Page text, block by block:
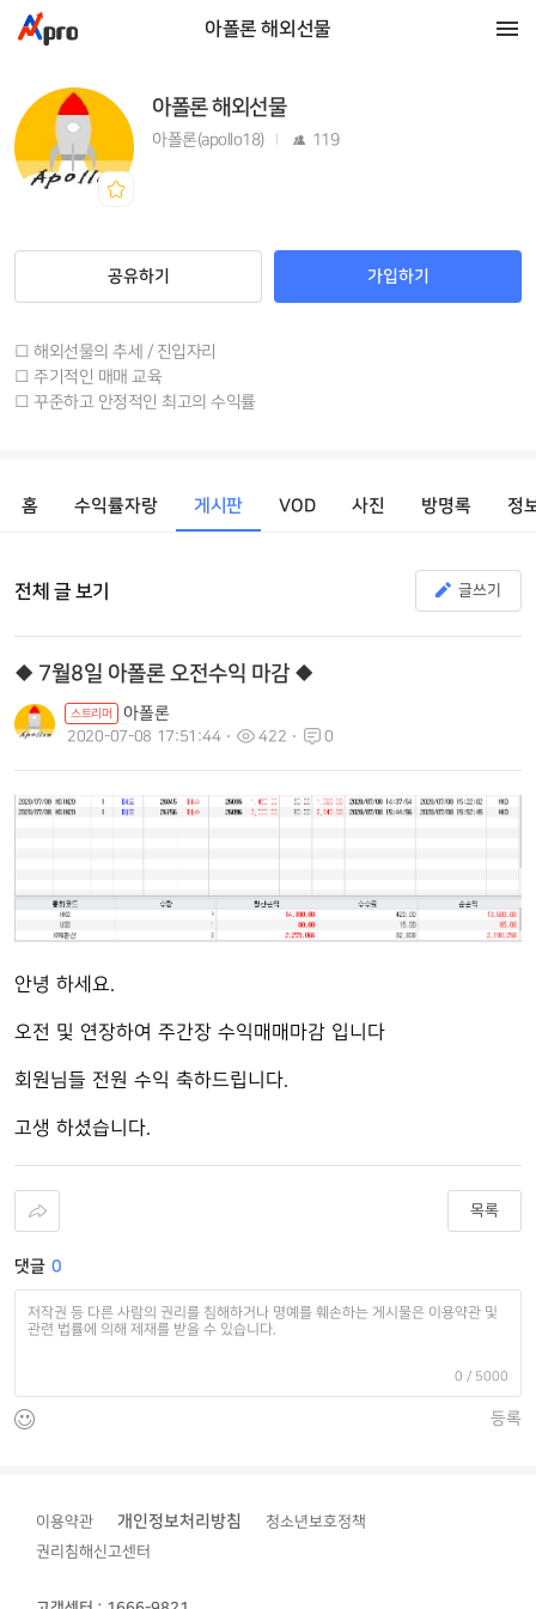
아폴론 해외선물
아폴론 해외선물
아폴론(apollo18) 119
공유하기 가입하기
□ 해외선물의 추세 / 진입자리
□ 주기적인 매매 교육
□ 꾸준하고 안정적인 최고의 수익률
홈 수익률자랑 게시판 VOD 사진 방명록 정
전체 글 보기 글쓰기
◆ 7월8일 아폴론 오전수익 마감 ◆
스트리머 아폴론
2020-07-08 17:51:44 422 0
안녕 하세요.
오전 및 연장하여 주간장 수익매매마감 입니다
회원님들 전원 수익 축하드립니다.
고생 하셨습니다.
목록
댓글 0
0 / 5000
등록
이용약관 개인정보처리방침
청소년보호정책
권리침해신고센터